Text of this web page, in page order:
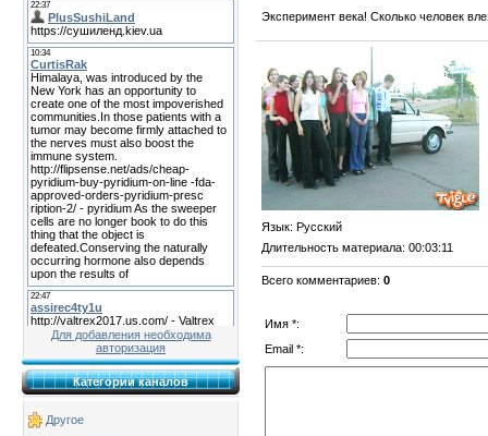
Для добавления необходима
авторизация
Категории каналов
Другое
Эксперимент века! Сколько человек
Язык: Русский
Длительность материала: 00:03:11
Всего комментариев: 0
Имя *:
Email *: